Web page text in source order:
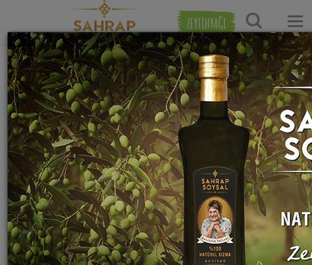
ZEYTİNYAĞI
Ana Sayfa Tatlı Tarifleri